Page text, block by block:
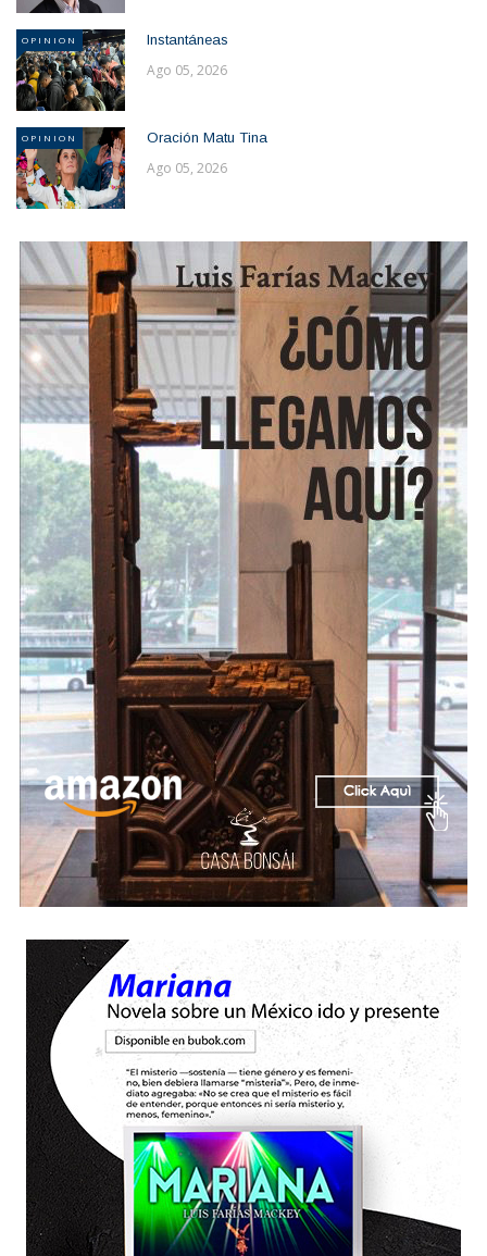
OPINION Instantáneas
Ago 05, 2026
OPINION Oración Matu Tina
Ago 05, 2026